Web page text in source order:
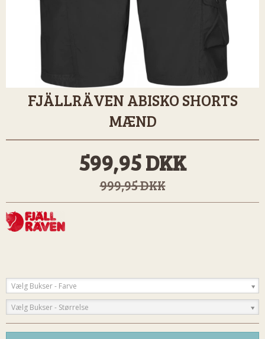
FJÄLLRÄVEN ABISKO SHORTS
MÆND
599,95 DKK
999,95 DKK
Vælg Bukser - Farve
Vælg Bukser - Størrelse